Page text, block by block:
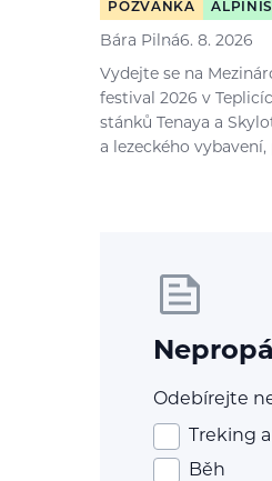
POZVÁNKA
Bára Pilná6. 8. 2026
Vydejte se na
festival 2026 v
stánků Tenaya a
a lezeckého
Odebírejte
Treking
Běh